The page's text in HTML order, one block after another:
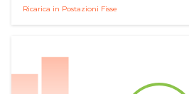
Ricarica in Postazioni Fisse